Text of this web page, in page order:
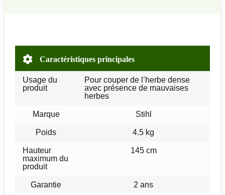
Caractéristiques principales
Usage du
produit
Pour couper de l’herbe dense
avec présence de mauvaises
herbes
Marque Stihl
Poids 4.5 kg
Hauteur
maximum du
produit
145 cm
Garantie 2 ans